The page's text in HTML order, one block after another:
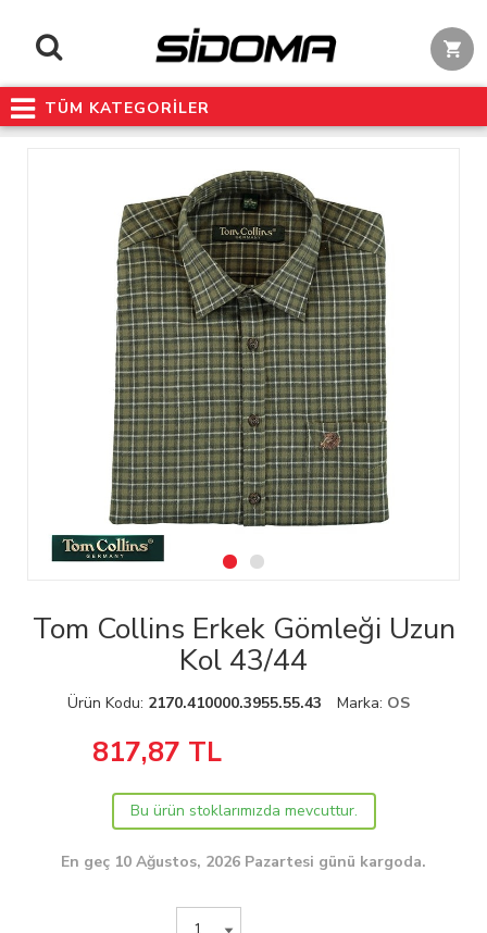
TÜM KATEGORİLER
Tom Collins Erkek Gömleği Uzun
Kol 43/44
Ürün Kodu: 2170.410000.3955.55.43 Marka: OS
817,87 TL
Bu ürün stoklarımızda mevcuttur.
En geç 10 Ağustos, 2026 Pazartesi günü kargoda.